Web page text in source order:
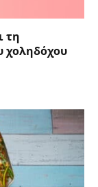
τη
χοληδόχου